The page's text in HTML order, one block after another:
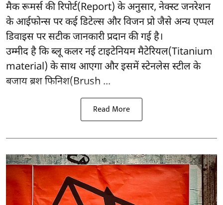
मैक रूमर्स की रिपोर्ट(Report) के अनुसार, नेक्स्ट जनरेशन
के आईफोन्स पर कई डिटेल्स और विजन प्रो जैसे अन्य एप्पल
डिवाइस पर सटीक जानकारी प्रदान की गई है।
उम्मीद है कि ब्लू कलर नई टाइटेनियम मैटेरियल(Titanium
material) के साथ आएगा और इसमें स्टेनलेस स्टील के
बजाय ब्रश फिनिश(Brush ...
Read More